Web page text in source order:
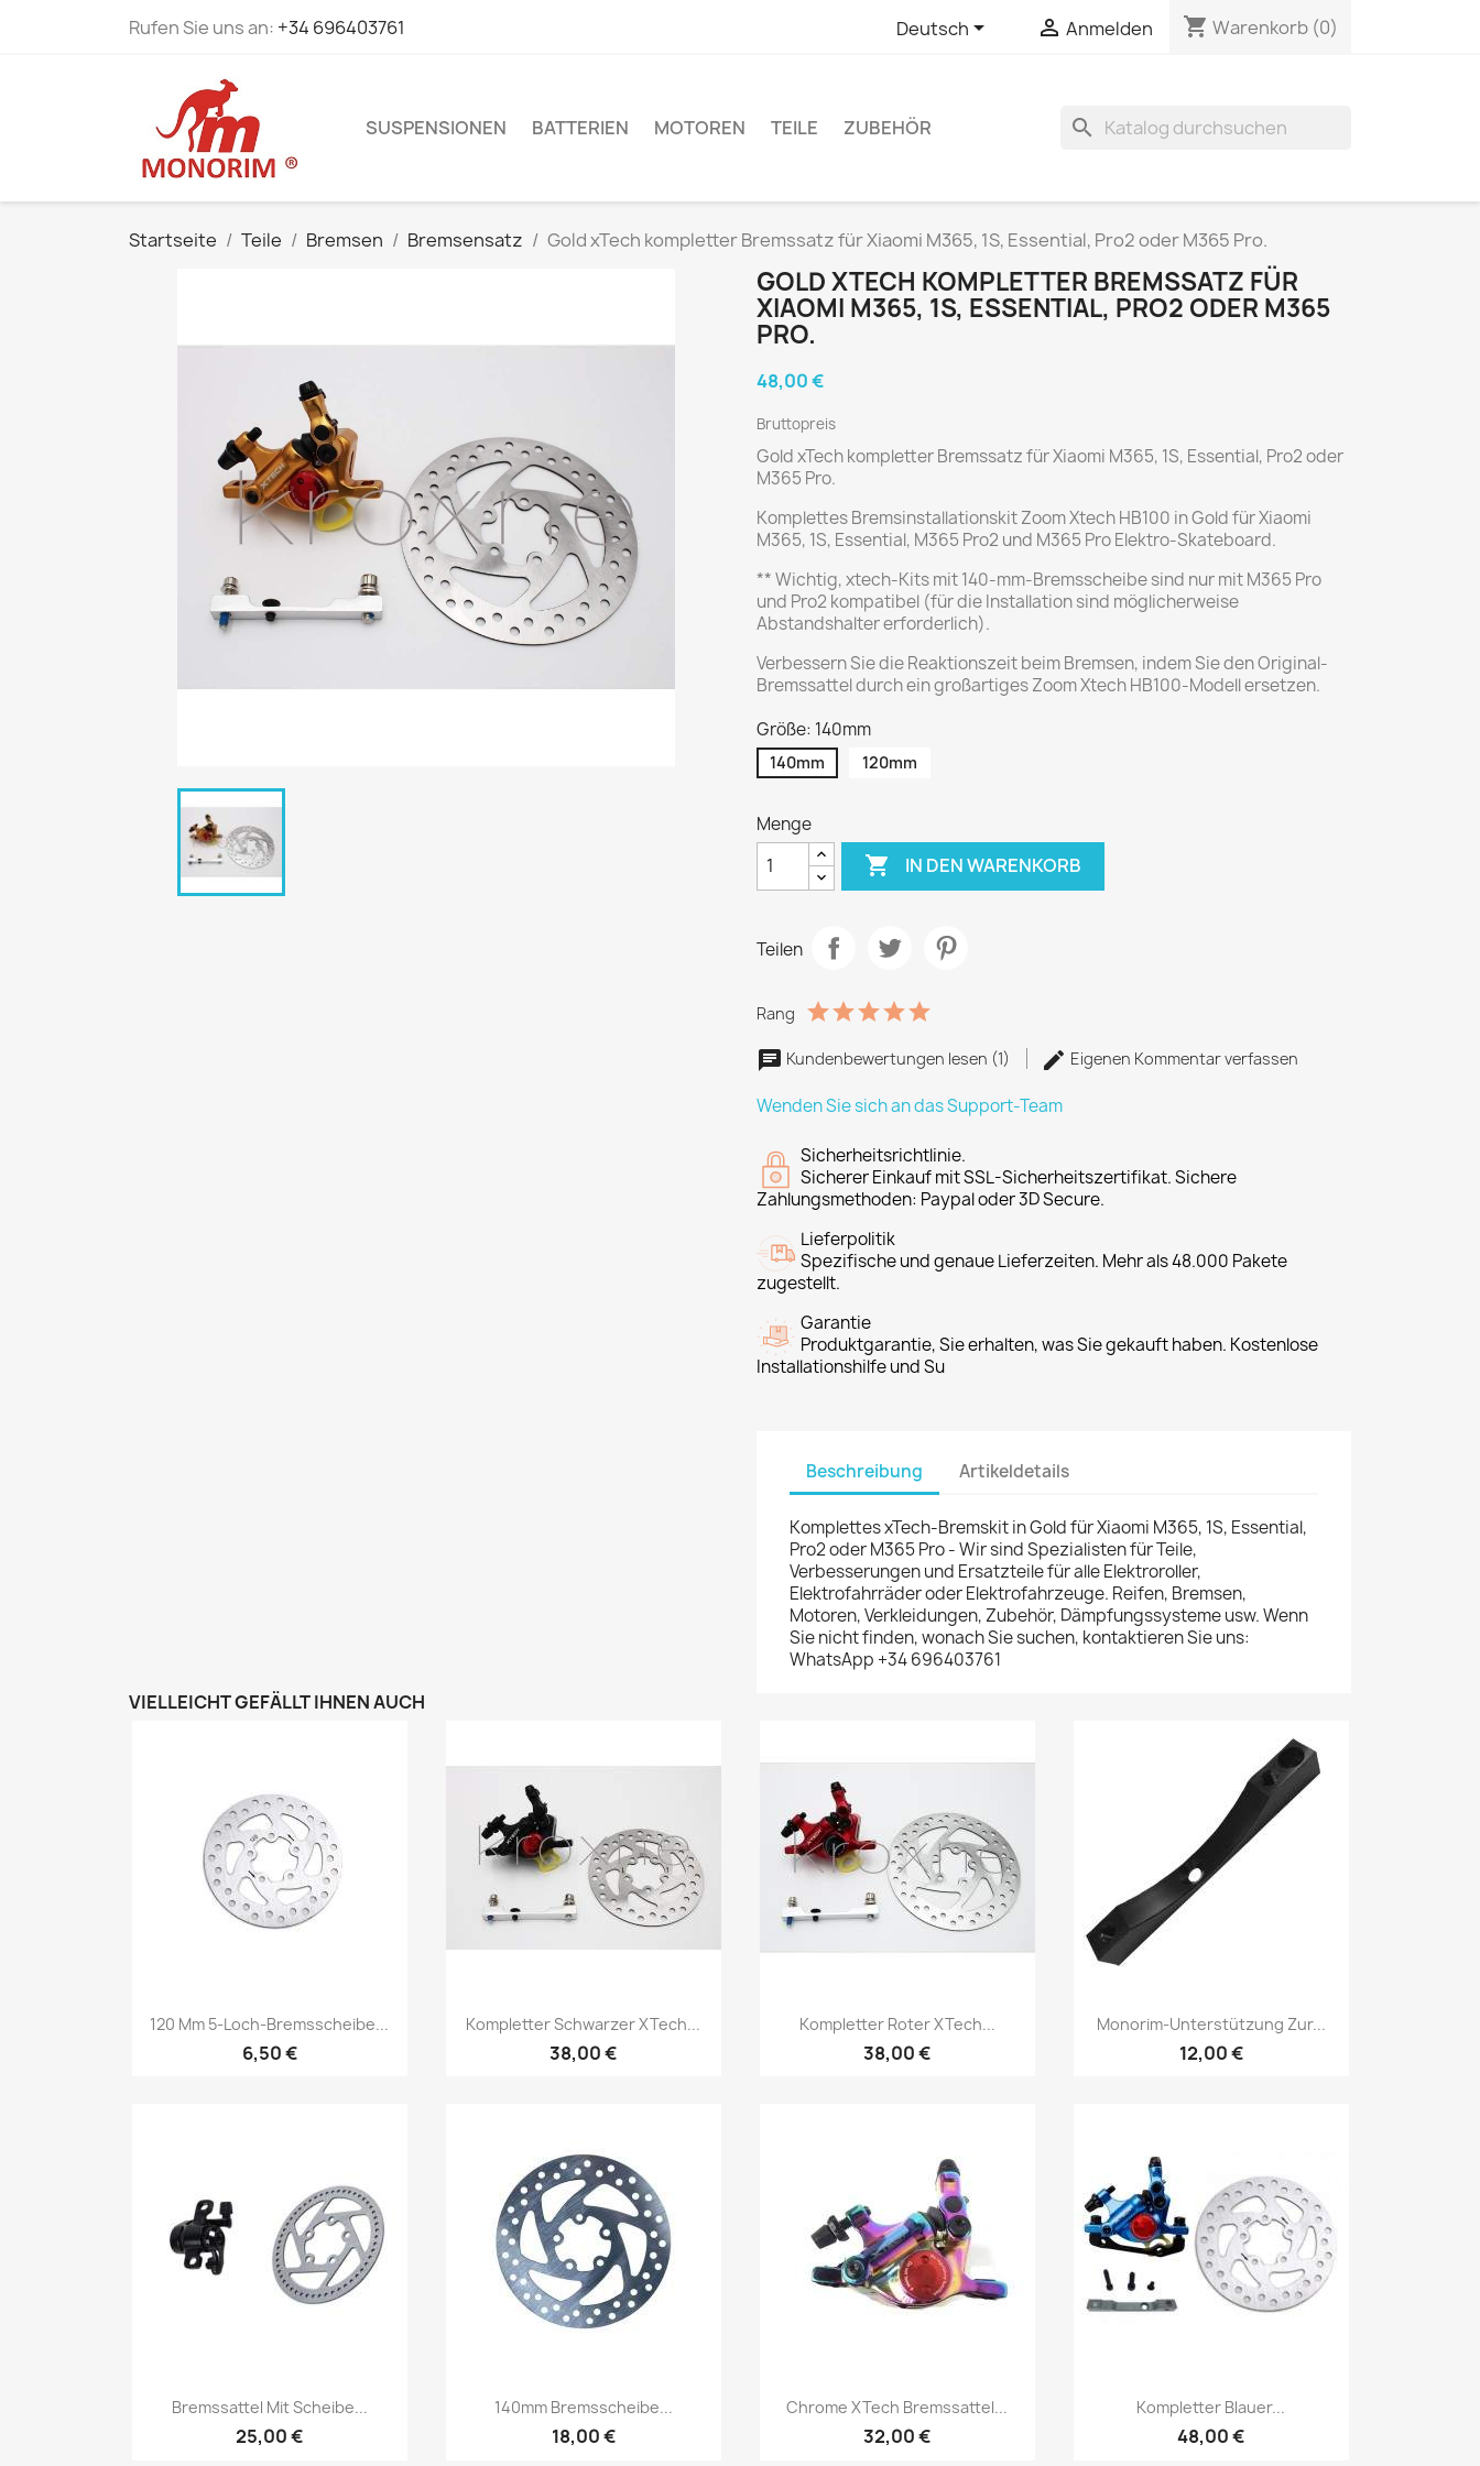
Rufen Sie uns an: +34 696403761 Deutsch  Anmelden shopping_cart Warenkorb (0)
SUSPENSIONEN BATTERIEN MOTOREN TEILE ZUBEHÖR search
Startseite Teile Bremsen Bremsensatz Gold xTech kompletter Bremssatz für Xiaomi M365, 1S, Essential, Pro2 oder M365 Pro.
GOLD XTECH KOMPLETTER BREMSSATZ FÜR
XIAOMI M365, 1S, ESSENTIAL, PRO2 ODER M365
PRO.
48,00 €
Bruttopreis
Gold xTech kompletter Bremssatz für Xiaomi M365, 1S, Essential, Pro2 oder
M365 Pro.
Komplettes Bremsinstallationskit Zoom Xtech HB100 in Gold für Xiaomi
M365, 1S, Essential, M365 Pro2 und M365 Pro Elektro-Skateboard.
** Wichtig, xtech-Kits mit 140-mm-Bremsscheibe sind nur mit M365 Pro
und Pro2 kompatibel (für die Installation sind möglicherweise
Abstandshalter erforderlich).
Verbessern Sie die Reaktionszeit beim Bremsen, indem Sie den Original-
Bremssattel durch ein großartiges Zoom Xtech HB100-Modell ersetzen.
Größe: 140mm
140mm 120mm
Menge
 IN DEN WARENKORB
Teilen
Rang
Kundenbewertungen lesen (1) Eigenen Kommentar verfassen
Wenden Sie sich an das Support-Team
Sicherheitsrichtlinie.
Sicherer Einkauf mit SSL-Sicherheitszertifikat. Sichere
Zahlungsmethoden: Paypal oder 3D Secure.
Lieferpolitik
Spezifische und genaue Lieferzeiten. Mehr als 48.000 Pakete
zugestellt.
Garantie
Produktgarantie, Sie erhalten, was Sie gekauft haben. Kostenlose
Installationshilfe und Su
Beschreibung Artikeldetails
Komplettes xTech-Bremskit in Gold für Xiaomi M365, 1S, Essential,
Pro2 oder M365 Pro - Wir sind Spezialisten für Teile,
Verbesserungen und Ersatzteile für alle Elektroroller,
Elektrofahrräder oder Elektrofahrzeuge. Reifen, Bremsen,
Motoren, Verkleidungen, Zubehör, Dämpfungssysteme usw. Wenn
Sie nicht finden, wonach Sie suchen, kontaktieren Sie uns:
WhatsApp +34 696403761
VIELLEICHT GEFÄLLT IHNEN AUCH
Vorschau
120 Mm 5-Loch-Bremsscheibe...
6,50 €
Vorschau
Kompletter Schwarzer XTech...
38,00 €
Vorschau
Kompletter Roter XTech...
38,00 €
Vorschau
Monorim-Unterstützung Zur...
12,00 €
Vorschau
Bremssattel Mit Scheibe...
25,00 €
Vorschau
140mm Bremsscheibe...
18,00 €
Vorschau
Chrome XTech Bremssattel...
32,00 €
Vorschau
Kompletter Blauer...
48,00 €